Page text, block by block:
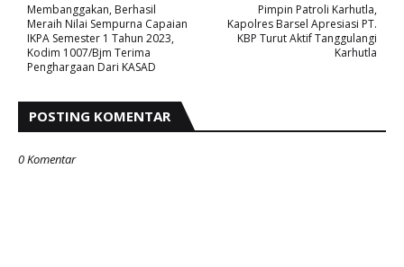
Pimpin Patroli Karhutla,
Kapolres Barsel Apresiasi PT.
KBP Turut Aktif Tanggulangi
Karhutla
Membanggakan, Berhasil
Meraih Nilai Sempurna Capaian
IKPA Semester 1 Tahun 2023,
Kodim 1007/Bjm Terima
Penghargaan Dari KASAD
POSTING KOMENTAR
0 Komentar